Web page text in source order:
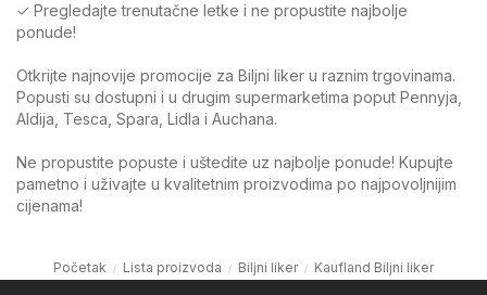
✓ Pregledajte trenutačne letke i ne propustite najbolje
ponude!
Otkrijte najnovije promocije za Biljni liker u raznim trgovinama.
Popusti su dostupni i u drugim supermarketima poput Pennyja,
Aldija, Tesca, Spara, Lidla i Auchana.
Ne propustite popuste i uštedite uz najbolje ponude! Kupujte
pametno i uživajte u kvalitetnim proizvodima po najpovoljnijim
cijenama!
Početak Lista proizvoda Biljni liker Kaufland Biljni liker